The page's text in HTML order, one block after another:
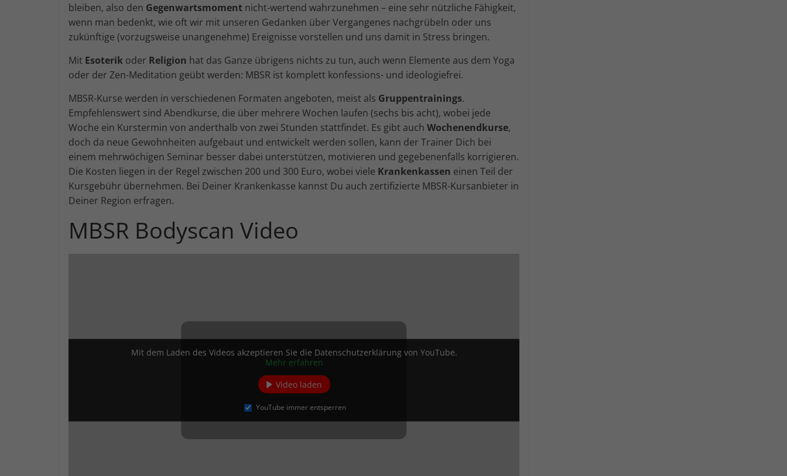
bleiben, also den Gegenwartsmoment nicht-wertend wahrzunehmen – eine sehr nützliche Fähigkeit,
wenn man bedenkt, wie oft wir mit unseren Gedanken über Vergangenes nachgrübeln oder uns
zukünftige (vorzugsweise unangenehme) Ereignisse vorstellen und uns damit in Stress bringen.
Mit Esoterik oder Religion hat das Ganze übrigens nichts zu tun, auch wenn Elemente aus dem Yoga
oder der Zen-Meditation geübt werden: MBSR ist komplett konfessions- und ideologiefrei.
MBSR-Kurse werden in verschiedenen Formaten angeboten, meist als Gruppentrainings.
Empfehlenswert sind Abendkurse, die über mehrere Wochen laufen (sechs bis acht), wobei jede
Woche ein Kurstermin von anderthalb von zwei Stunden stattfindet. Es gibt auch Wochenendkurse,
doch da neue Gewohnheiten aufgebaut und entwickelt werden sollen, kann der Trainer Dich bei
einem mehrwöchigen Seminar besser dabei unterstützen, motivieren und gegebenenfalls korrigieren.
Die Kosten liegen in der Regel zwischen 200 und 300 Euro, wobei viele Krankenkassen einen Teil der
Kursgebühr übernehmen. Bei Deiner Krankenkasse kannst Du auch zertifizierte MBSR-Kursanbieter in
Deiner Region erfragen.
MBSR Bodyscan Video
Mit dem Laden des Videos akzeptieren Sie die Datenschutzerklärung von YouTube.
Mehr erfahren
Video laden
YouTube immer entsperren